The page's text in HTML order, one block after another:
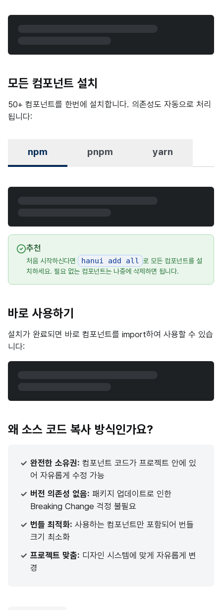
모든 컴포넌트 설치
50+ 컴포넌트를 한번에 설치합니다. 의존성도 자동으로 처리
됩니다:
npm pnpm yarn
추천
처음 시작하신다면 hanui add all
로 모든 컴포넌트를 설
치하세요. 필요 없는 컴포넌트는 나중에 삭제하면 됩니다.
바로 사용하기
설치가 완료되면 바로 컴포넌트를 import하여 사용할 수 있습
니다:
왜 소스 코드 복사 방식인가요?
완전한 소유권: 컴포넌트 코드가 프로젝트 안에 있
어 자유롭게 수정 가능
버전 의존성 없음: 패키지 업데이트로 인한
Breaking Change 걱정 불필요
번들 최적화: 사용하는 컴포넌트만 포함되어 번들
크기 최소화
프로젝트 맞춤: 디자인 시스템에 맞게 자유롭게 변
경